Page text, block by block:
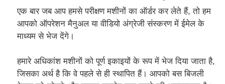
एक बार जब आप हमसे परीक्षण मशीनों का ऑर्डर कर लेते हैं, तो हम
आपको ऑपरेशन मैनुअल या वीडियो अंग्रेजी संस्करण में ईमेल के
माध्यम से भेज देंगे।
हमारे अधिकांश मशीनों को पूर्ण इकाइयों के रूप में भेज दिया जाता है,
जिसका अर्थ है कि वे पहले से ही स्थापित हैं। आपको बस बिजली